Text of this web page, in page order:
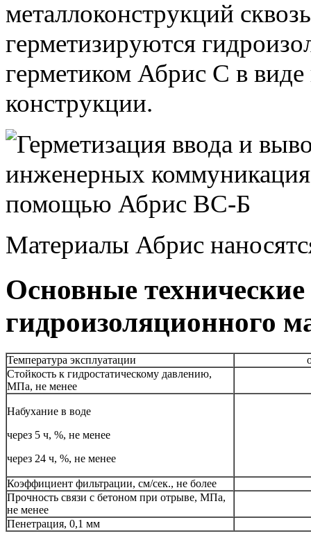
металлоконструкций
герметизируются
герметиком Абрис С в
конструкции.
Материалы Абрис
Основные
гидроизоляционного
Температура эксплуатации
Стойкость к гидростатическому давлению,
МПа, не менее
Набухание в воде
через 5 ч, %, не менее
через 24 ч, %, не менее
Коэффициент фильтрации, см/сек., не более
Прочность связи с бетоном при отрыве, МПа,
не менее
Пенетрация, 0,1 мм